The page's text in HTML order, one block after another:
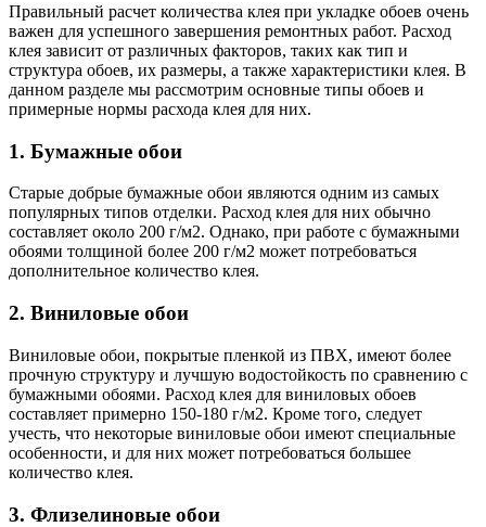
Правильный расчет количества клея при укладке обоев очень
важен для успешного завершения ремонтных работ. Расход
клея зависит от различных факторов, таких как тип и
структура обоев, их размеры, а также характеристики клея. В
данном разделе мы рассмотрим основные типы обоев и
примерные нормы расхода клея для них.
1. Бумажные обои
Старые добрые бумажные обои являются одним из самых
популярных типов отделки. Расход клея для них обычно
составляет около 200 г/м2. Однако, при работе с бумажными
обоями толщиной более 200 г/м2 может потребоваться
дополнительное количество клея.
2. Виниловые обои
Виниловые обои, покрытые пленкой из ПВХ, имеют более
прочную структуру и лучшую водостойкость по сравнению с
бумажными обоями. Расход клея для виниловых обоев
составляет примерно 150-180 г/м2. Кроме того, следует
учесть, что некоторые виниловые обои имеют специальные
особенности, и для них может потребоваться большее
количество клея.
3. Флизелиновые обои